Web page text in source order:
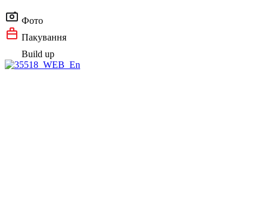
Фото
Пакування
Build up